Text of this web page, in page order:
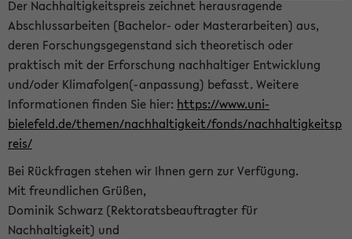
Der Nachhaltigkeitspreis zeichnet herausragende
Abschlussarbeiten (Bachelor- oder Masterarbeiten) aus,
deren Forschungsgegenstand sich theoretisch oder
praktisch mit der Erforschung nachhaltiger Entwicklung
und/oder Klimafolgen(-anpassung) befasst. Weitere
Informationen finden Sie hier: https://www.uni-
bielefeld.de/themen/nachhaltigkeit/fonds/nachhaltigkeitsp
reis/
Bei Rückfragen stehen wir Ihnen gern zur Verfügung.
Mit freundlichen Grüßen,
Dominik Schwarz (Rektoratsbeauftragter für
Nachhaltigkeit) und